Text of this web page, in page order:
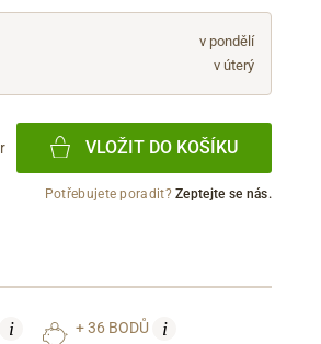
v pondělí
v úterý
VLOŽIT DO KOŠÍKU
Potřebujete poradit?Zeptejte se nás.
i + 36 BODŮ i